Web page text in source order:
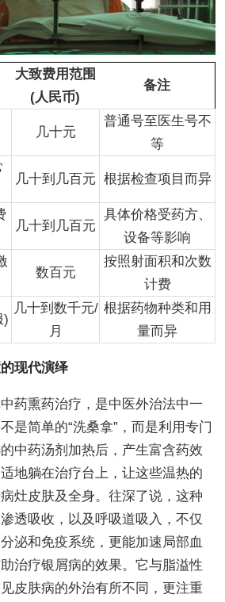
大致费用范围
(人民币)
备注
几十元
普通号至医生号不
等
几十到几百元 根据检查项目而异
几十到几百元
具体价格受药方、
设备等影响
数百元
按照射面积和次数
计费
)
几十到数千元/
月
根据药物种类和用
量而异
现代演绎
药熏药治疗，是中医外治法中一
是简单的“洗桑拿”，而是利用专门
中药汤剂加热后，产生富含药效
地躺在治疗台上，让这些温热的
灶皮肤及全身。往深了说，这种
透吸收，以及呼吸道吸入，不仅
泌和免疫系统，更能加速局部血
治疗银屑病的效果。它与脂溢性
皮肤病的外治有所不同，更注重